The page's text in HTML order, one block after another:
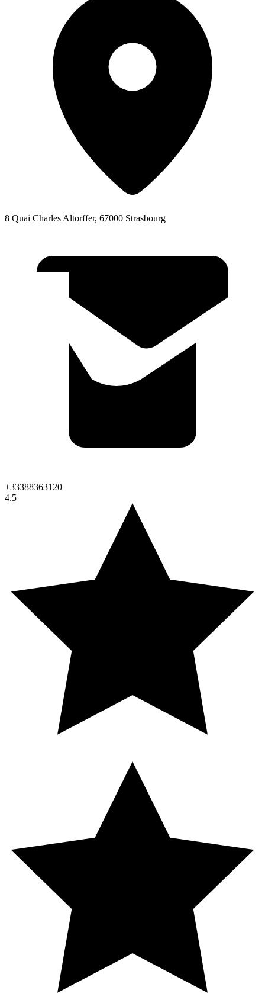
8 Quai Charles Altorffer, 67000 Strasbourg
+33388363120
4.5